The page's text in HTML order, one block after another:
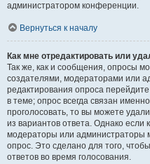
администратором конференции.
Вернуться к началу
Как мне отредактировать или
Так же, как и сообщения, опросы
создателями, модераторами или
редактирования опроса
в теме; опрос всегда связан
проголосовать, то вы можете
из вариантов ответа. Однако если
модераторы или администраторы
опрос. Это сделано для того,
ответов во время голосования.